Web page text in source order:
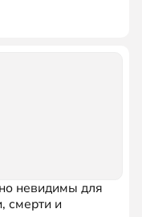
невидимы для
смерти и